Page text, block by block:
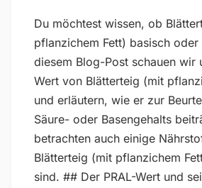
Du möchtest wissen, ob
pflanzichem Fett) basisch oder
diesem Blog-Post schauen wir
Wert von Blätterteig (mit
und erläutern, wie er zur
Säure- oder Basengehalts
betrachten auch einige
Blätterteig (mit pflanzichem
sind. ## Der PRAL-Wert und